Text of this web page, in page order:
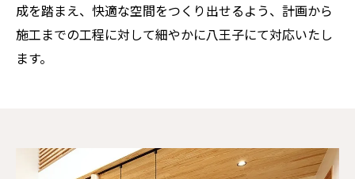
成を踏まえ、快適な空間をつくり出せるよう、計画から
施工までの工程に対して細やかに八王子にて対応いたし
ます。